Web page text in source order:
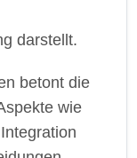
darstellt.
betont die
wie